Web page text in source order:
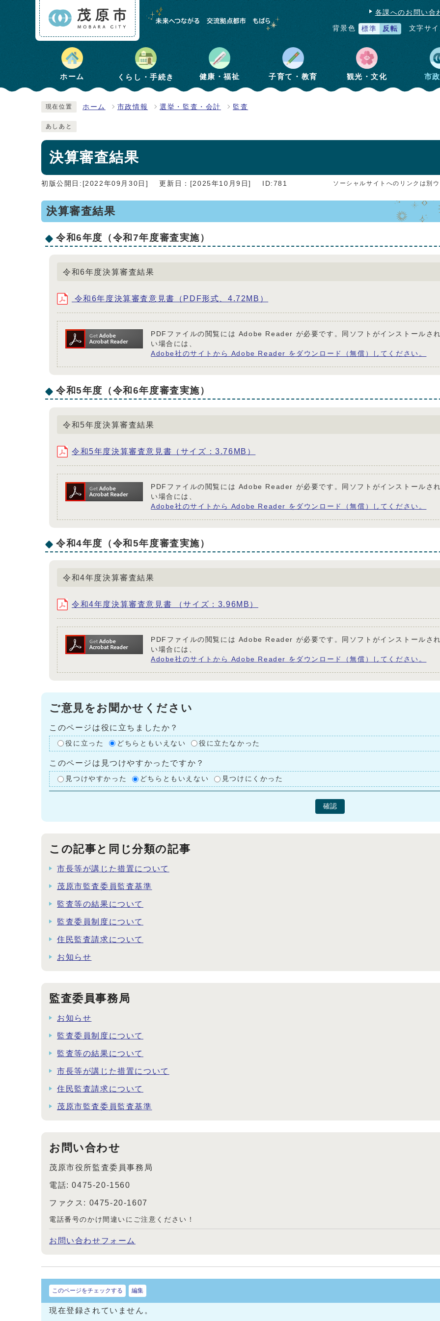
各課へのお問い合
背景色 標準 反転 文字サ
ホーム くらし・手続き 健康・福祉 子育て・教育 観光・文化 市
現在位置 ホーム 市政情報 選挙・監査・会計 監査
あしあと
決算審査結果
初版公開日:[2022年09月30日] 更新日：[2025年10月9日] ID:781 ソーシャルサイトへのリンクは別
決算審査結果
令和6年度（令和7年度審査実施）
令和6年度決算審査結果
令和6年度決算審査意見書（PDF形式、4.72MB）
PDFファイルの閲覧には Adobe Reader が必要です。同ソフトがインストールさ
い場合には、
Adobe社のサイトから Adobe Reader をダウンロード（無償）してください。
令和5年度（令和6年度審査実施）
令和5年度決算審査結果
令和5年度決算審査意見書（サイズ：3.76MB）
PDFファイルの閲覧には Adobe Reader が必要です。同ソフトがインストールさ
い場合には、
Adobe社のサイトから Adobe Reader をダウンロード（無償）してください。
令和4年度（令和5年度審査実施）
令和4年度決算審査結果
令和4年度決算審査意見書 （サイズ：3.96MB）
PDFファイルの閲覧には Adobe Reader が必要です。同ソフトがインストールさ
い場合には、
Adobe社のサイトから Adobe Reader をダウンロード（無償）してください。
ご意見をお聞かせください
このページは役に立ちましたか？
役に立った どちらともいえない 役に立たなかった
このページは見つけやすかったですか？
見つけやすかった どちらともいえない 見つけにくかった
確認
この記事と同じ分類の記事
市長等が講じた措置について
茂原市監査委員監査基準
監査等の結果について
監査委員制度について
住民監査請求について
お知らせ
監査委員事務局
お知らせ
監査委員制度について
監査等の結果について
市長等が講じた措置について
住民監査請求について
茂原市監査委員監査基準
お問い合わせ
茂原市役所監査委員事務局
電話: 0475-20-1560
ファクス: 0475-20-1607
電話番号のかけ間違いにご注意ください！
お問い合わせフォーム
このページをチェックする 編集
現在登録されていません。